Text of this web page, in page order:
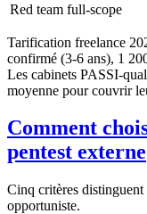
Red team full-scope
Tarification freelance
confirmé (3-6 ans), 1
Les cabinets PASSI-
moyenne pour couvrir
Comment
pentest externe
Cinq critères
opportuniste.